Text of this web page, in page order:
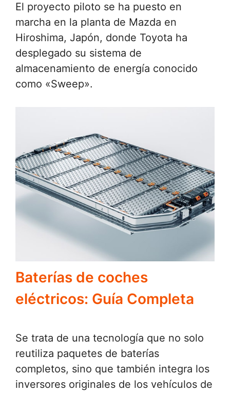
El proyecto piloto se ha puesto en
marcha en la planta de Mazda en
Hiroshima, Japón, donde Toyota ha
desplegado su sistema de
almacenamiento de energía conocido
como «Sweep».
Baterías de coches
eléctricos: Guía Completa
Se trata de una tecnología que no solo
reutiliza paquetes de baterías
completos, sino que también integra los
inversores originales de los vehículos de